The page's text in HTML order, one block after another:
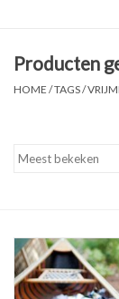
Feest
Hottub boot
Producten
HOME /TAGS/